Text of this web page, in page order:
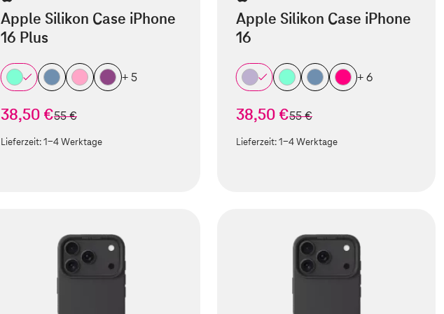
Apple Silikon Case iPhone
16 Plus
+ 5
38,50 €statt
55 €
Lieferzeit:1-4 Werktage
Apple Silikon Case iPhone
16
+ 6
38,50 €statt
55 €
Lieferzeit:1-4 Werktage